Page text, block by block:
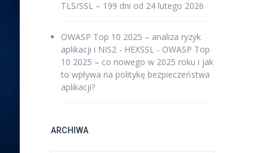
TLS/SSL – 199 dni od 24 lutego 2026
OWASP Top 10 2025 – analiza ryzyk
aplikacji i NIS2 - HEXSSL - OWASP Top
10 2025 – co nowego w 2025 roku i jak
to wpływa na politykę bezpieczeństwa
aplikacji?
ARCHIWA